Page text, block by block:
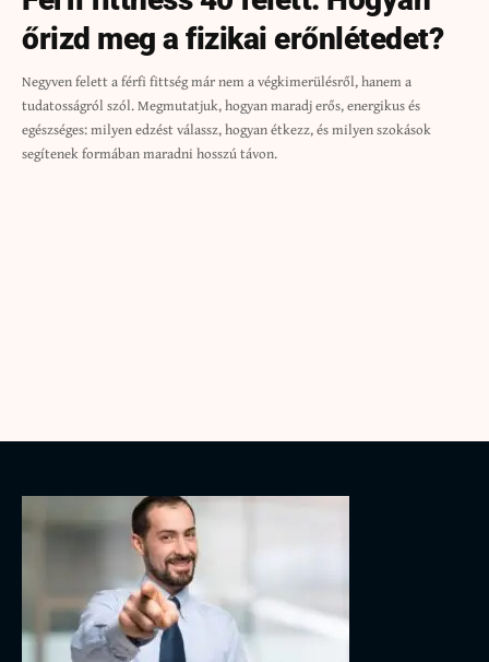
őrizd meg a fizikai erőnlétedet?
Negyven felett a férfi fittség már nem a végkimerülésről, hanem a
tudatosságról szól. Megmutatjuk, hogyan maradj erős, energikus és
egészséges: milyen edzést válassz, hogyan étkezz, és milyen szokások
segítenek formában maradni hosszú távon.